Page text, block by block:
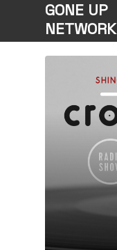
GONE UP
NETWORK